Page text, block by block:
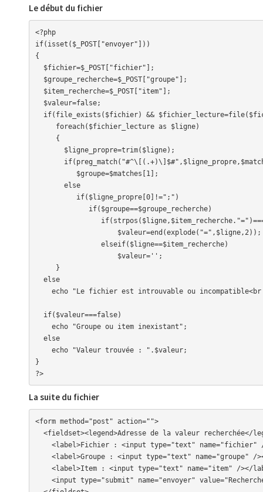
Le début du fichier
<?php
if(isset($_POST["envoyer"]))
{
}
?>
La suite du fichier
<form method="post" action="">